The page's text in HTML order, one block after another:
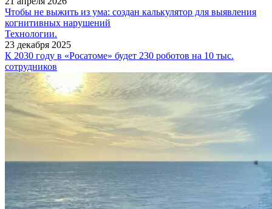
Чтобы не выжить из ума: создан калькулятор для выявления
когнитивных нарушений
Технологии.
23 декабря 2025
К 2030 году в «Росатоме» будет 230 роботов на 10 тыс.
сотрудников